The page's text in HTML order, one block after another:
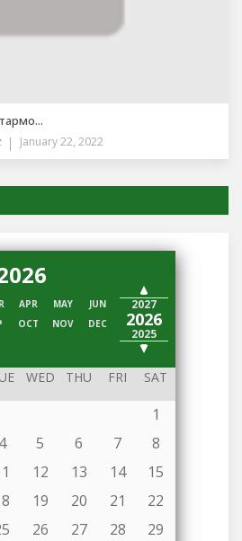
January 22, 2022
2028
2027
2026
2025
2024
APR MAY
JUN
OCT NOV DEC
WED THU FRI SAT
1
4 5 6 7
8
12 13 14
15
19 20 21
22
26 27 28
29